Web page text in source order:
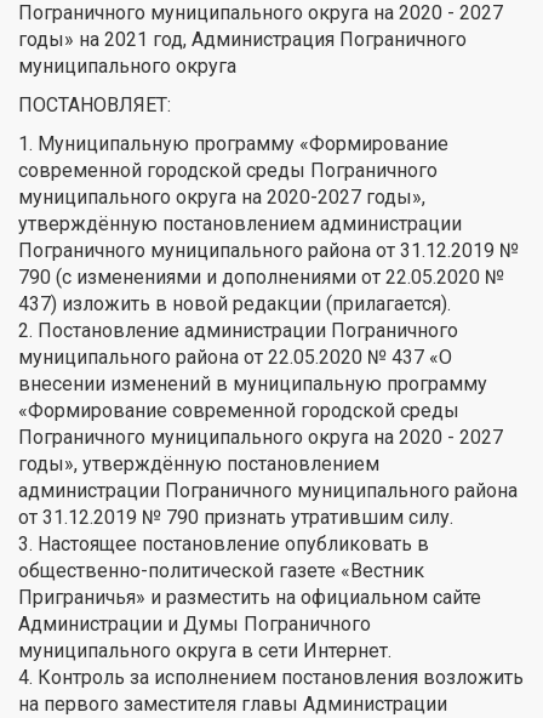
Пограничного муниципального округа на 2020 - 2027
годы» на 2021 год, Администрация Пограничного
муниципального округа
ПОСТАНОВЛЯЕТ:
1. Муниципальную программу «Формирование
современной городской среды Пограничного
муниципального округа на 2020-2027 годы»,
утверждённую постановлением администрации
Пограничного муниципального района от 31.12.2019 №
790 (с изменениями и дополнениями от 22.05.2020 №
437) изложить в новой редакции (прилагается).
2. Постановление администрации Пограничного
муниципального района от 22.05.2020 № 437 «О
внесении изменений в муниципальную программу
«Формирование современной городской среды
Пограничного муниципального округа на 2020 - 2027
годы», утверждённую постановлением
администрации Пограничного муниципального района
от 31.12.2019 № 790 признать утратившим силу.
3. Настоящее постановление опубликовать в
общественно-политической газете «Вестник
Приграничья» и разместить на официальном сайте
Администрации и Думы Пограничного
муниципального округа в сети Интернет.
4. Контроль за исполнением постановления возложить
на первого заместителя главы Администрации